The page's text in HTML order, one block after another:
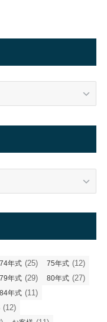
74年式 (25) 75年式 (12)
79年式 (29) 80年式 (27)
84年式 (11)
(12)